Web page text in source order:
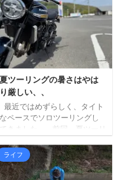
夏ツーリングの暑さはやは
り厳しい、、
最近ではめずらしく、タイト
なペースでソロツーリングし
てきました。 前回、夏ツーリ
はず、という記事を書きまし
たが、最初に掲げた「ずら
す」が中途半端だったため
ライフ